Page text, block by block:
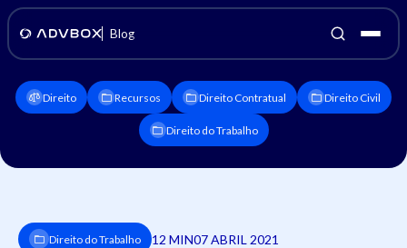
Blog
Direito Recursos Direito Contratual Direito Civil
Direito do Trabalho
Direito do Trabalho 12 MIN07 ABRIL 2021